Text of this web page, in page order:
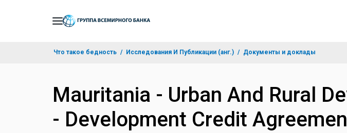
Что такое бедность Исследования И Публикации (анг.) Документы и доклады
Mauritania - Urban And Rural
- Development Credit